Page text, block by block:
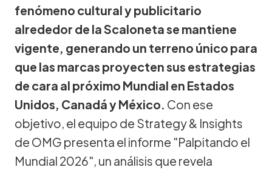
fenómeno cultural y publicitario
alrededor de la Scaloneta se mantiene
vigente, generando un terreno único para
que las marcas proyecten sus estrategias
de cara al próximo Mundial en Estados
Unidos, Canadá y México. Con ese
objetivo, el equipo de Strategy & Insights
de OMG presenta el informe "Palpitando el
Mundial 2026", un análisis que revela